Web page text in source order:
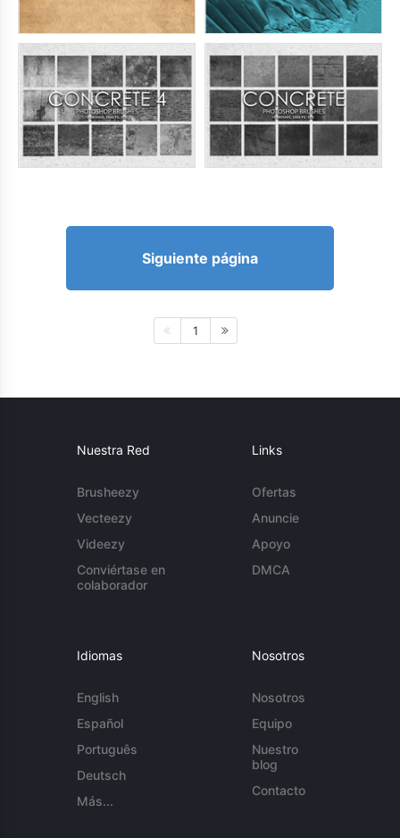
Siguiente página
1
Nuestra Red
Brusheezy
Vecteezy
Videezy
Conviértase en
colaborador
Links
Ofertas
Anuncie
Apoyo
DMCA
Idiomas
English
Español
Português
Deutsch
Más...
Nosotros
Nosotros
Equipo
Nuestro
blog
Contacto